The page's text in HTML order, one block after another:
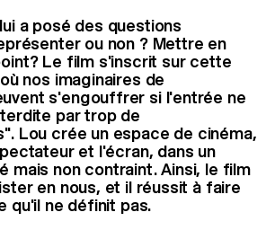
a posé des questions
ou non ? Mettre en
Le film s'inscrit sur cette
nos imaginaires de
s'engouffrer si l'entrée ne
par trop de
Lou crée un espace de cinéma,
et l'écran, dans un
mais non contraint. Ainsi, le film
en nous, et il réussit à faire
qu'il ne définit pas.